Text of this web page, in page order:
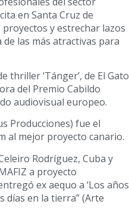
en Santa Cruz de
y estrechar lazos
las más atractivas para
‘Tánger’, de El Gato
del Premio Cabildo
audiovisual europeo.
Producciones) fue el
al mejor proyecto canario.
Rodríguez, Cuba y
a proyecto
ex aequo a ‘Los años
días en la tierra” (Arte